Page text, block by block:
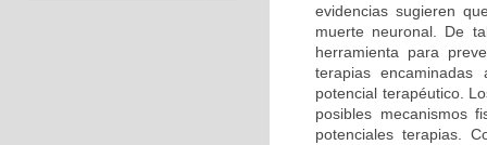
evidencias sugieren
muerte neuronal. De
herramienta para
terapias
potencial terapéutico.
posibles mecanismos
potenciales terapias.